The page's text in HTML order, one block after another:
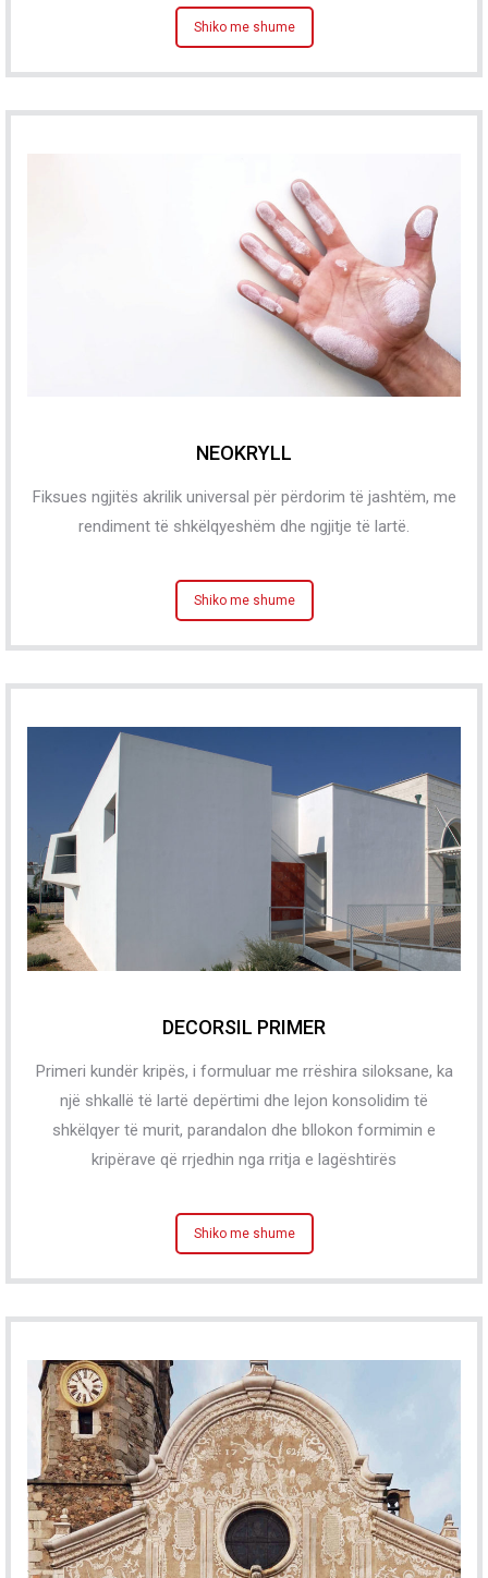
Shiko me shume
NEOKRYLL
Fiksues ngjitës akrilik universal për përdorim të jashtëm, me
rendiment të shkëlqyeshëm dhe ngjitje të lartë.
Shiko me shume
DECORSIL PRIMER
Primeri kundër kripës, i formuluar me rrëshira siloksane, ka
një shkallë të lartë depërtimi dhe lejon konsolidim të
shkëlqyer të murit, parandalon dhe bllokon formimin e
kripërave që rrjedhin nga rritja e lagështirës
Shiko me shume